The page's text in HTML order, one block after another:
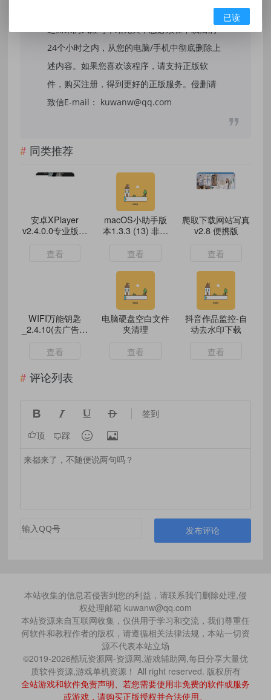
保证内容的长久可用性，通过使用本站内容随
之而来的风险与本站无关，您必须在下载后的
24个小时之内，从您的电脑/手机中彻底删除上
述内容。如果您喜欢该程序，请支持正版软
件，购买注册，得到更好的正版服务。侵删请
致信E-mail： kuwanw@qq.com
同类推荐
安卓XPlayer
v2.4.0.0专业版万
查看
macOS小助手版
本1.3.3 (13) 非常
查看
爬取下载网站写真
v2.8 便携版
查看
WIFI万能钥匙
_2.4.10(去广告解
查看
电脑硬盘空白文件
夹清理
查看
抖音作品监控-自
动去水印下载
查看
评论列表
    签到
顶 踩  
发布评论
本站收集的信息若侵害到您的利益，请联系我们删除处理,侵
权处理邮箱 kuwanw@qq.com
本站资源来自互联网收集，仅供用于学习和交流，我们尊重任
何软件和教程作者的版权，请遵循相关法律法规，本站一切资
源不代表本站立场
©2019-2026酷玩资源网-资源网,游戏辅助网,每日分享大量优
质软件资源,游戏单机资源！ All right reserved. 版权所有
全站游戏和软件免责声明、若您需要使用非免费的软件或服务
或游戏，请购买正版授权并合法使用。
已读